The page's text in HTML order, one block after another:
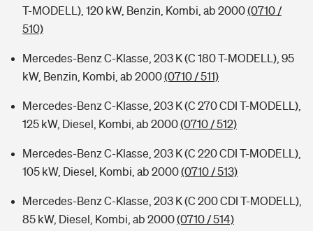
T-MODELL), 120 kW, Benzin, Kombi, ab 2000(0710 /
510)
Mercedes-Benz C-Klasse, 203 K (C 180 T-MODELL), 95
kW, Benzin, Kombi, ab 2000(0710 / 511)
Mercedes-Benz C-Klasse, 203 K (C 270 CDI T-MODELL),
125 kW, Diesel, Kombi, ab 2000(0710 / 512)
Mercedes-Benz C-Klasse, 203 K (C 220 CDI T-MODELL),
105 kW, Diesel, Kombi, ab 2000(0710 / 513)
Mercedes-Benz C-Klasse, 203 K (C 200 CDI T-MODELL),
85 kW, Diesel, Kombi, ab 2000(0710 / 514)